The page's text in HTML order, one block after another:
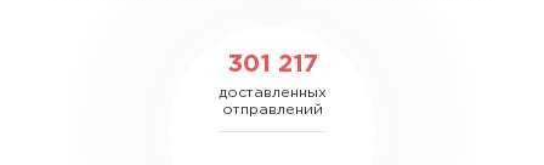
301 217
доставленных
отправлений